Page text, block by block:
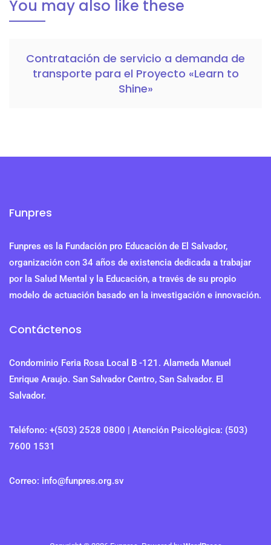
You may also like these
Contratación de servicio a demanda de
transporte para el Proyecto «Learn to
Shine»
Funpres
Funpres es la Fundación pro Educación de El Salvador,
organización con 34 años de existencia dedicada a trabajar
por la Salud Mental y la Educación, a través de su propio
modelo de actuación basado en la investigación e innovación.
Contáctenos
Condominio Feria Rosa Local B -121. Alameda Manuel
Enrique Araujo. San Salvador Centro, San Salvador. El
Salvador.
Teléfono: +(503) 2528 0800 | Atención Psicológica: (503)
7600 1531
Correo: info@funpres.org.sv